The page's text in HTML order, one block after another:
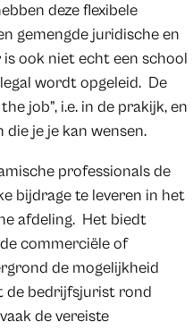
deze flexibele
gemengde juridische en
ook niet echt een school
wordt opgeleid. De
job”, i.e. in de prakijk, en
die je je kan wensen.
professionals de
bijdrage te leveren in het
afdeling. Het biedt
commerciële of
de mogelijkheid
de bedrijfsjurist rond
de vereiste